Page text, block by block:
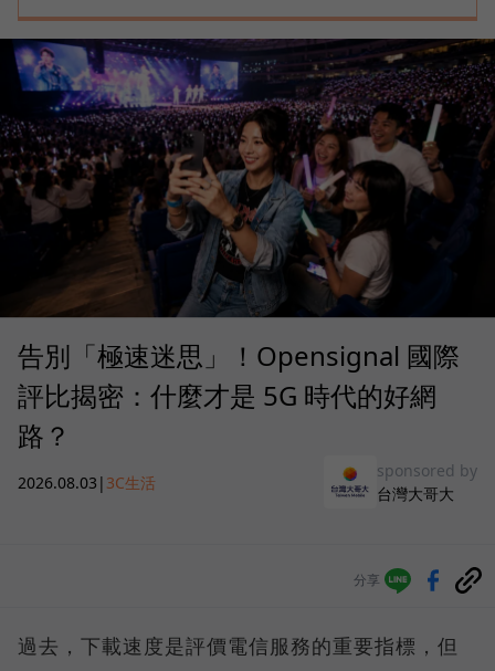
告別「極速迷思」！Opensignal 國際
評比揭密：什麼才是 5G 時代的好網
路？
2026.08.03 | 3C生活
sponsored by
台灣大哥大
分享
過去，下載速度是評價電信服務的重要指標，但